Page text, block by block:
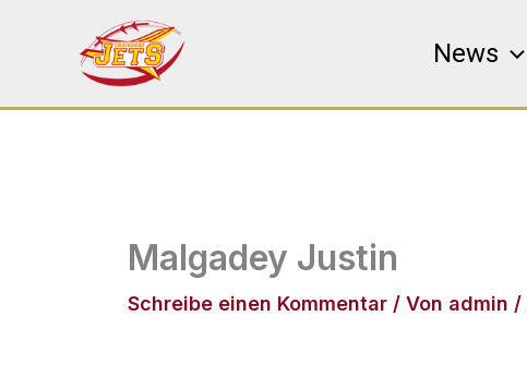
News
Malgadey Justin
Schreibe einen Kommentar / Von admin /